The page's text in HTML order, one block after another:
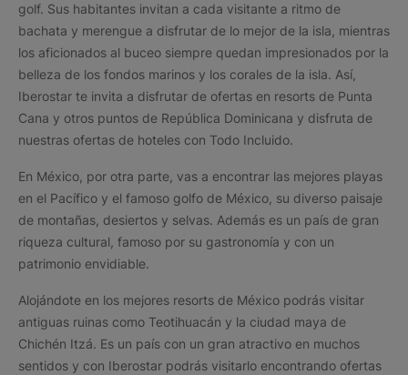
golf. Sus habitantes invitan a cada visitante a ritmo de
bachata y merengue a disfrutar de lo mejor de la isla, mientras
los aficionados al buceo siempre quedan impresionados por la
belleza de los fondos marinos y los corales de la isla. Así,
Iberostar te invita a disfrutar de ofertas en resorts de Punta
Cana y otros puntos de República Dominicana y disfruta de
nuestras ofertas de hoteles con Todo Incluido.
En México, por otra parte, vas a encontrar las mejores playas
en el Pacífico y el famoso golfo de México, su diverso paisaje
de montañas, desiertos y selvas. Además es un país de gran
riqueza cultural, famoso por su gastronomía y con un
patrimonio envidiable.
Alojándote en los mejores resorts de México podrás visitar
antiguas ruinas como Teotihuacán y la ciudad maya de
Chichén Itzá. Es un país con un gran atractivo en muchos
sentidos y con Iberostar podrás visitarlo encontrando ofertas